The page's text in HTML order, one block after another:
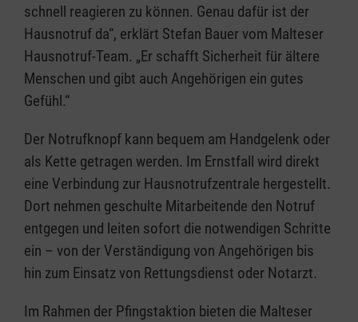
schnell reagieren zu können. Genau dafür ist der
Hausnotruf da“, erklärt Stefan Bauer vom Malteser
Hausnotruf-Team. „Er schafft Sicherheit für ältere
Menschen und gibt auch Angehörigen ein gutes
Gefühl.“
Der Notrufknopf kann bequem am Handgelenk oder
als Kette getragen werden. Im Ernstfall wird direkt
eine Verbindung zur Hausnotrufzentrale hergestellt.
Dort nehmen geschulte Mitarbeitende den Notruf
entgegen und leiten sofort die notwendigen Schritte
ein – von der Verständigung von Angehörigen bis
hin zum Einsatz von Rettungsdienst oder Notarzt.
Im Rahmen der Pfingstaktion bieten die Malteser